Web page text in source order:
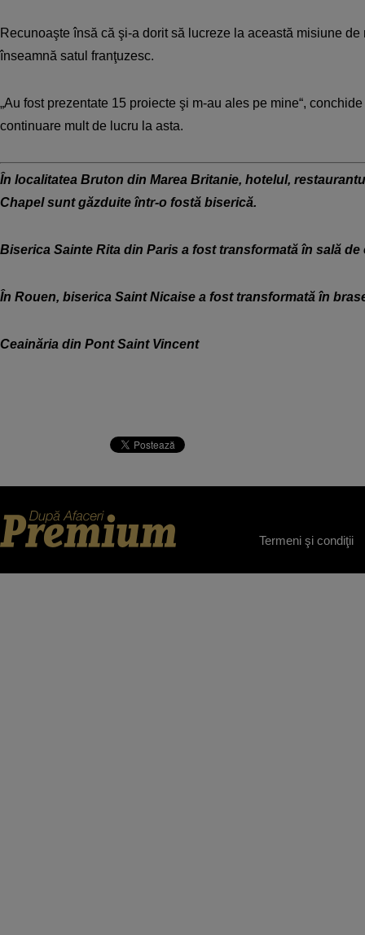
Recunoaşte însă că şi-a dorit să lucreze la această misiune
înseamnă satul franţuzesc.
„Au fost prezentate 15 proiecte şi m-au ales pe mine“,
continuare mult de lucru la asta.
În localitatea Bruton din Marea Britanie, hotelul,
Chapel sunt găzduite într-o fostă biserică.
Biserica Sainte Rita din Paris a fost transformată în sală de
În Rouen, biserica Saint Nicaise a fost transformată în
Ceainăria din Pont Saint Vincent
Termeni şi condiţii